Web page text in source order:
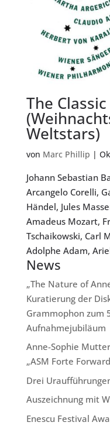
The
Weltstars)
von Marc Phillip |
Johann Sebastian
Arcangelo Corelli,
Händel, Jules
Amadeus Mozart,
Tschaikowski, Carl
Adolphe Adam,
News
„The Nature of
Kuratierung der
Grammophon zum
Aufnahmejubiläum
Anne-Sophie
„ASM Forte
Drei
Auszeichnung mit
Enescu Festival